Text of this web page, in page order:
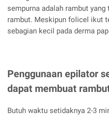
sempurna adalah rambut
rambut. Meskipun folicel ikut
sebagian kecil pada derma
Penggunaan epilator
dapat membuat
Butuh waktu setidaknya 2-3